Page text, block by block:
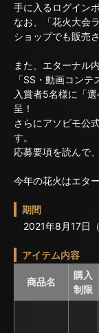
手に入るログイン
なお、「花火大会
ショップでも販売
また、エターナル
「SS・動画コンテ
入賞者5名様に「
呈！
さらにアソビモ公
す。
応募要項を読んで
今年の花火はエタ
期間
2021年8月17日
アイテム内容
商品名
購入
制限